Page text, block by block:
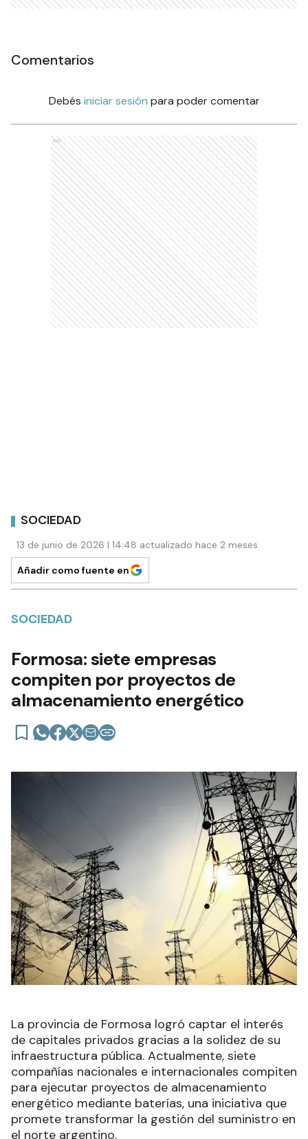
Comentarios
Debés iniciar sesión para poder comentar
Ads
SOCIEDAD
13 de junio de 2026 | 14:48 actualizado hace 2 meses
Añadir como fuente en
SOCIEDAD
Formosa: siete empresas
compiten por proyectos de
almacenamiento energético
La provincia de Formosa logró captar el interés
de capitales privados gracias a la solidez de su
infraestructura pública. Actualmente, siete
compañías nacionales e internacionales compiten
para ejecutar proyectos de almacenamiento
energético mediante baterías, una iniciativa que
promete transformar la gestión del suministro en
el norte argentino.